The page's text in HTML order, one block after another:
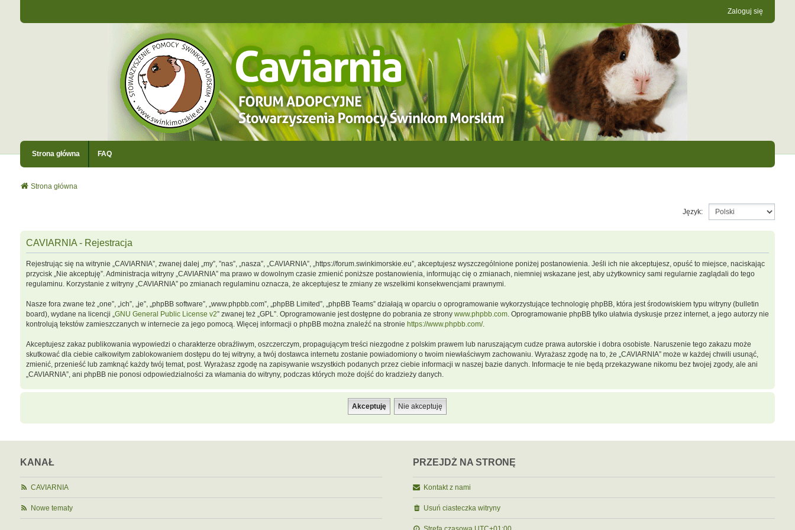
Zaloguj się
Strona główna FAQ
Strona główna
Język:
CAVIARNIA - Rejestracja
Rejestrując się na witrynie „CAVIARNIA”, zwanej dalej „my”, ”nas”, „nasza”, „CAVIARNIA”, „https://forum.swinkimorskie.eu”, akceptujesz wyszczególnione poniżej postanowienia. Jeśli ich nie akceptujesz, opuść to miejsce, naciskając
przycisk „Nie akceptuję”. Administracja witryny „CAVIARNIA” ma prawo w dowolnym czasie zmienić poniższe postanowienia, informując cię o zmianach, niemniej wskazane jest, aby użytkownicy sami regularnie zaglądali do tego
regulaminu. Korzystanie z witryny „CAVIARNIA” po zmianach regulaminu oznacza, że akceptujesz te zmiany ze wszelkimi konsekwencjami prawnymi.
Nasze fora zwane też „one”, „ich”, „je”, „phpBB software”, „www.phpbb.com”, „phpBB Limited”, „phpBB Teams” działają w oparciu o oprogramowanie wykorzystujące technologię phpBB, która jest środowiskiem typu witryny (bulletin
board), wydane na licencji „GNU General Public License v2” zwanej też „GPL”. Oprogramowanie jest dostępne do pobrania ze strony www.phpbb.com. Oprogramowanie phpBB tylko ułatwia dyskusje przez internet, a jego autorzy nie
kontrolują tekstów zamieszczanych w internecie za jego pomocą. Więcej informacji o phpBB można znaleźć na stronie https://www.phpbb.com/.
Akceptujesz zakaz publikowania wypowiedzi o charakterze obraźliwym, oszczerczym, propagującym treści niezgodne z polskim prawem lub naruszającym cudze prawa autorskie i dobra osobiste. Naruszenie tego zakazu może
skutkować dla ciebie całkowitym zablokowaniem dostępu do tej witryny, a twój dostawca internetu zostanie powiadomiony o twoim niewłaściwym zachowaniu. Wyrażasz zgodę na to, że „CAVIARNIA” może w każdej chwili usunąć,
zmienić, przenieść lub zamknąć każdy twój temat, post. Wyrażasz zgodę na zapisywanie wszystkich podanych przez ciebie informacji w naszej bazie danych. Informacje te nie będą przekazywane nikomu bez twojej zgody, ale ani
„CAVIARNIA”, ani phpBB nie ponosi odpowiedzialności za włamania do witryny, podczas których może dojść do kradzieży danych.
KANAŁ
CAVIARNIA
Nowe tematy
PRZEJDŹ NA STRONĘ
Kontakt z nami
Usuń ciasteczka witryny